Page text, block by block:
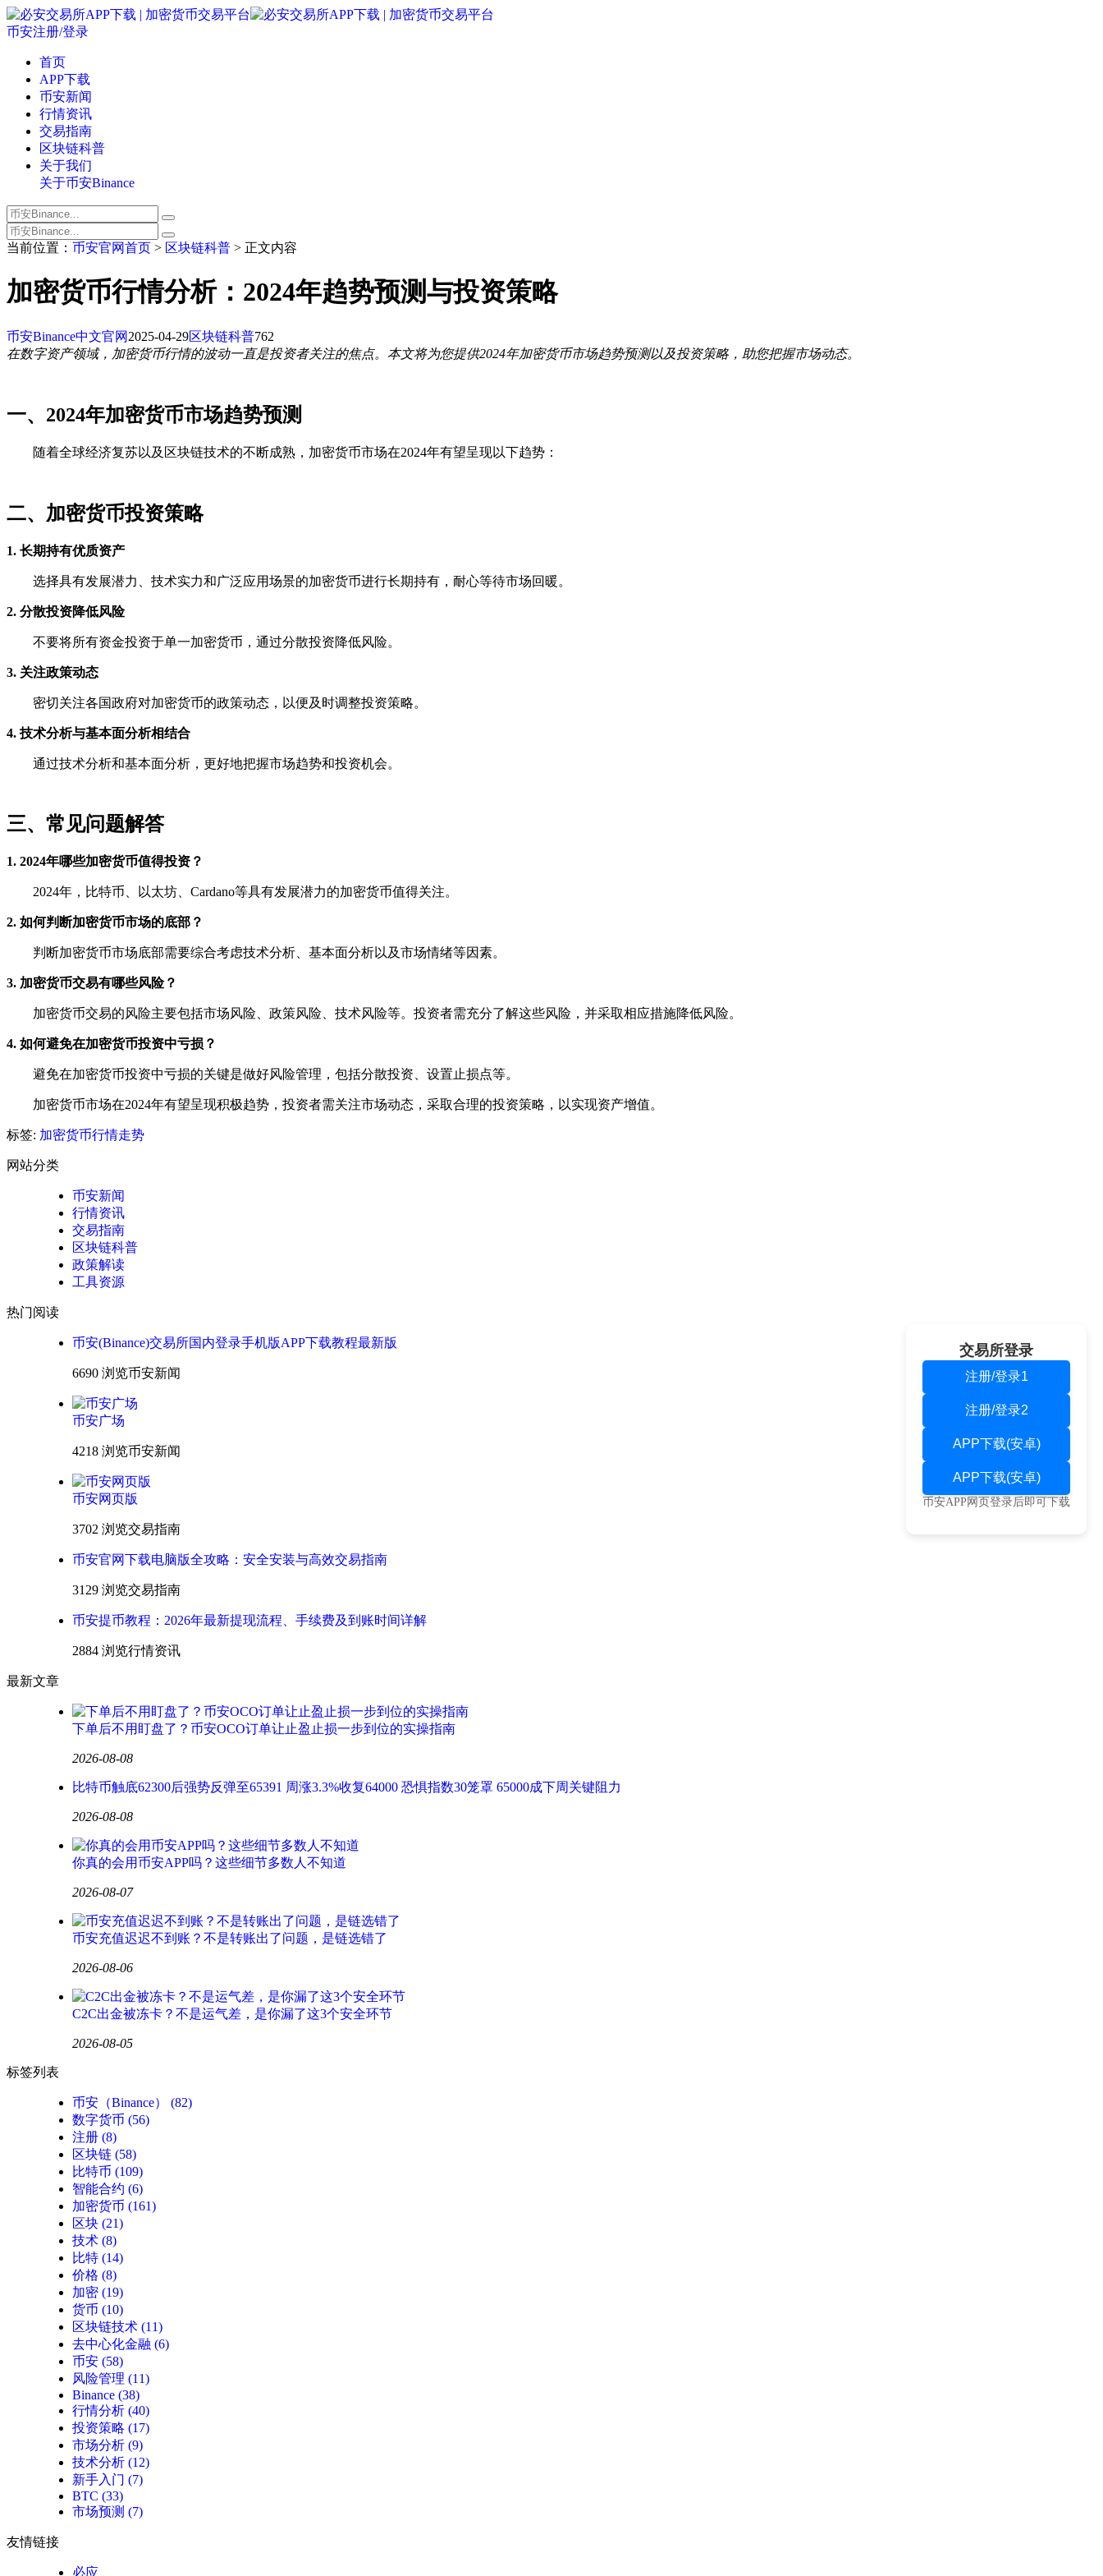
币安注册/登录
首页
APP下载
币安新闻
行情资讯
交易指南
区块链科普
关于我们
关于币安Binance
当前位置： 币安官网首页 > 区块链科普 > 正文内容
加密货币行情分析：2024年趋势预测与投资策略
币安Binance中文官网 2025-04-29区块链科普762
在数字资产领域，加密货币行情的波动一直是投资者关注的焦点。本文将为您提供2024年加密货币市场趋势预测以及投资策略，助您把握市场动态。
一、2024年加密货币市场趋势预测
随着全球经济复苏以及区块链技术的不断成熟，加密货币市场在2024年有望呈现以下趋势：
二、加密货币投资策略
1. 长期持有优质资产
选择具有发展潜力、技术实力和广泛应用场景的加密货币进行长期持有，耐心等待市场回暖。
2. 分散投资降低风险
不要将所有资金投资于单一加密货币，通过分散投资降低风险。
3. 关注政策动态
密切关注各国政府对加密货币的政策动态，以便及时调整投资策略。
4. 技术分析与基本面分析相结合
通过技术分析和基本面分析，更好地把握市场趋势和投资机会。
三、常见问题解答
1. 2024年哪些加密货币值得投资？
2024年，比特币、以太坊、Cardano等具有发展潜力的加密货币值得关注。
2. 如何判断加密货币市场的底部？
判断加密货币市场底部需要综合考虑技术分析、基本面分析以及市场情绪等因素。
3. 加密货币交易有哪些风险？
加密货币交易的风险主要包括市场风险、政策风险、技术风险等。投资者需充分了解这些风险，并采取相应措施降低风险。
4. 如何避免在加密货币投资中亏损？
避免在加密货币投资中亏损的关键是做好风险管理，包括分散投资、设置止损点等。
加密货币市场在2024年有望呈现积极趋势，投资者需关注市场动态，采取合理的投资策略，以实现资产增值。
标签: 加密货币行情走势
网站分类
币安新闻
行情资讯
交易指南
区块链科普
政策解读
工具资源
热门阅读
币安(Binance)交易所国内登录手机版APP下载教程最新版
6690 浏览币安新闻
币安广场
4218 浏览币安新闻
币安网页版
3702 浏览交易指南
币安官网下载电脑版全攻略：安全安装与高效交易指南
3129 浏览交易指南
币安提币教程：2026年最新提现流程、手续费及到账时间详解
2884 浏览行情资讯
最新文章
下单后不用盯盘了？币安OCO订单让止盈止损一步到位的实操指南
2026-08-08
比特币触底62300后强势反弹至65391 周涨3.3%收复64000 恐惧指数30笼罩 65000成下周关键阻力
2026-08-08
你真的会用币安APP吗？这些细节多数人不知道
2026-08-07
币安充值迟迟不到账？不是转账出了问题，是链选错了
2026-08-06
C2C出金被冻卡？不是运气差，是你漏了这3个安全环节
2026-08-05
标签列表
币安（Binance）
(82)
数字货币 (56)
注册 (8)
区块链 (58)
比特币 (109)
智能合约 (6)
加密货币 (161)
区块 (21)
技术 (8)
比特 (14)
价格 (8)
加密 (19)
货币 (10)
区块链技术 (11)
去中心化金融 (6)
币安 (58)
风险管理 (11)
Binance (38)
行情分析 (40)
投资策略 (17)
市场分析 (9)
技术分析 (12)
新手入门 (7)
BTC (33)
市场预测 (7)
友情链接
必应
交易所登录
注册/登录1
注册/登录2
APP下载(安卓)
APP下载(安卓)
币安APP网页登录后即可下载